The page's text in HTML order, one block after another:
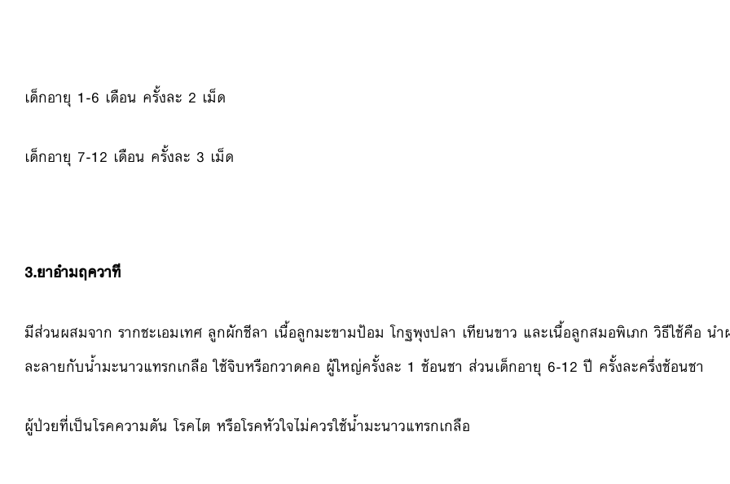
เด็กอายุ 1-6 เดือน ครั้งละ 2 เม็ด
เด็กอายุ 7-12 เดือน ครั้งละ 3 เม็ด
3.ยาอำมฤควาที
มีส่วนผสมจาก รากชะเอมเทศ ลูกผักชีลา เนื้อลูกมะขามป้อม โกฐพุงปลา เทียนขาว และเนื้อลูกสมอพิเภก วิธีใช้คือ นำ
ละลายกับน้ำมะนาวแทรกเกลือ ใช้จิบหรือกวาดคอ ผู้ใหญ่ครั้งละ 1 ช้อนชา ส่วนเด็กอายุ 6-12 ปี ครั้งละครึ่งช้อนชา
ผู้ป่วยที่เป็นโรคความดัน โรคไต หรือโรคหัวใจไม่ควรใช้น้ำมะนาวแทรกเกลือ